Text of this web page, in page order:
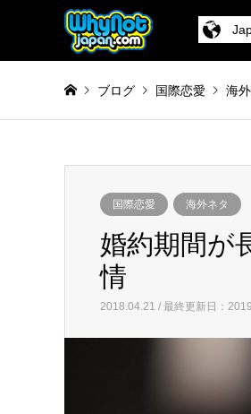
ブログ 国際恋愛 海
国際恋愛 海外ネタ
婚約期間が
情
2018.04.21 / 最終更新日：